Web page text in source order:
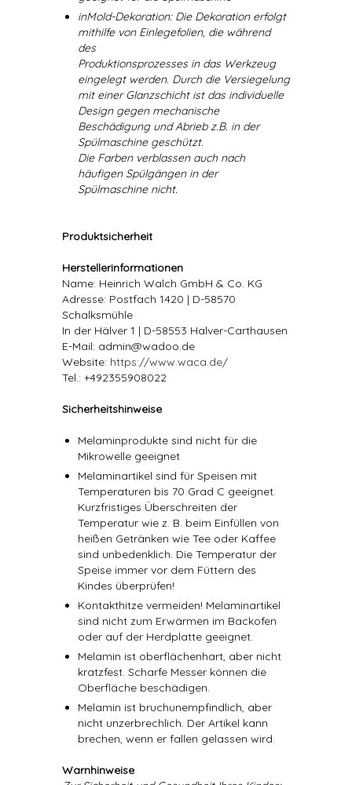
inMold-Dekoration: Die Dekoration erfolgt
mithilfe von Einlegefolien, die während
des
Produktionsprozesses in das Werkzeug
eingelegt werden. Durch die Versiegelung
mit einer Glanzschicht ist das individuelle
Design gegen mechanische
Beschädigung und Abrieb z.B. in der
Spülmaschine geschützt.
Die Farben verblassen auch nach
häufigen Spülgängen in der
Spülmaschine nicht.
Produktsicherheit
Herstellerinformationen
Name: Heinrich Walch GmbH & Co. KG
Adresse: Postfach 1420 | D-58570
Schalksmühle
In der Hälver 1 | D-58553 Halver-Carthausen
E-Mail: admin@wadoo.de
Website: https://www.waca.de/
Tel.: +492355908022
Sicherheitshinweise
Melaminprodukte sind nicht für die
Mikrowelle geeignet
Melaminartikel sind für Speisen mit
Temperaturen bis 70 Grad C geeignet.
Kurzfristiges Überschreiten der
Temperatur wie z. B. beim Einfüllen von
heißen Getränken wie Tee oder Kaffee
sind unbedenklich. Die Temperatur der
Speise immer vor dem Füttern des
Kindes überprüfen!
Kontakthitze vermeiden! Melaminartikel
sind nicht zum Erwärmen im Backofen
oder auf der Herdplatte geeignet.
Melamin ist oberflächenhart, aber nicht
kratzfest. Scharfe Messer können die
Oberfläche beschädigen.
Melamin ist bruchunempfindlich, aber
nicht unzerbrechlich. Der Artikel kann
brechen, wenn er fallen gelassen wird.
Warnhinweise